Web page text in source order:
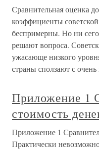
Сравнительная оценка
коэффициенты
беспримерны. Но ни
решают вопроса.
ужасающе низкого
страны сползают с
Приложение 1
стоимость
Приложение 1
Практически